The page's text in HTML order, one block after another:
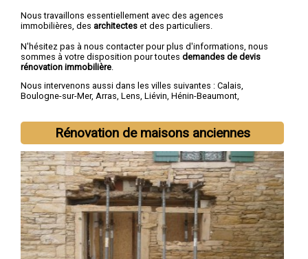
Nous travaillons essentiellement avec des agences
immobilières, des architectes et des particuliers.
N'hésitez pas à nous contacter pour plus d'informations, nous
sommes à votre disposition pour toutes demandes de devis
rénovation immobilière
Nous intervenons aussi dans les villes suivantes : Calais,
Boulogne-sur-Mer, Arras, Lens, Liévin, Hénin-Beaumont,
Rénovation de maisons anciennes